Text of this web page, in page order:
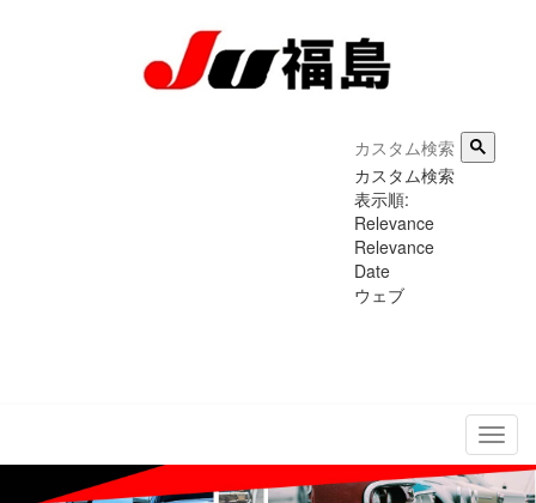
カスタム検索
表示順:
Relevance
Relevance
Date
ウェブ
メ
ニ
ュ